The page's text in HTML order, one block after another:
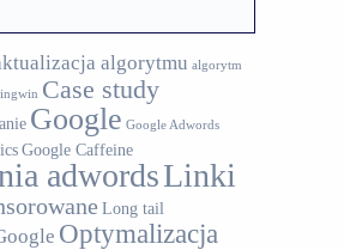
algorytmu algorytm
Case study
Google Google Adwords
Google Caffeine
adwordsLinki
Long tail
Optymalizacja